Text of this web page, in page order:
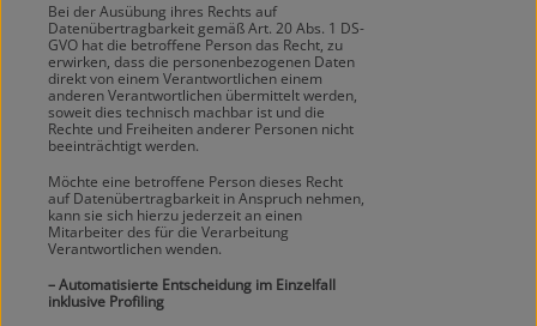
Bei der Ausübung ihres Rechts auf
Datenübertragbarkeit gemäß Art. 20 Abs. 1 DS-
GVO hat die betroffene Person das Recht, zu
erwirken, dass die personenbezogenen Daten
direkt von einem Verantwortlichen einem
anderen Verantwortlichen übermittelt werden,
soweit dies technisch machbar ist und die
Rechte und Freiheiten anderer Personen nicht
beeinträchtigt werden.
Möchte eine betroffene Person dieses Recht
auf Datenübertragbarkeit in Anspruch nehmen,
kann sie sich hierzu jederzeit an einen
Mitarbeiter des für die Verarbeitung
Verantwortlichen wenden.
– Automatisierte Entscheidung im Einzelfall
inklusive Profiling